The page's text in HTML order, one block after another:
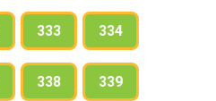
333 334
338 339